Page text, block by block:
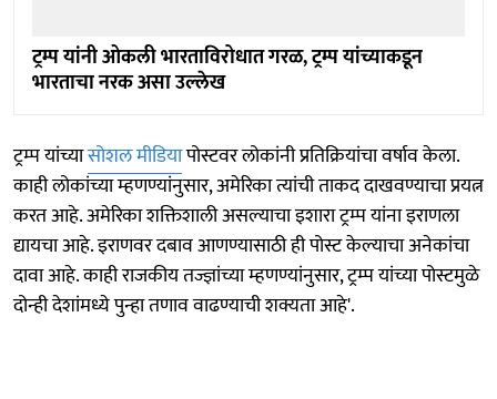
ट्रम्प यांनी ओकली भारताविरोधात गरळ, ट्रम्प यांच्याकडून
भारताचा नरक असा उल्लेख
ट्रम्प यांच्यासोशल मीडियापोस्टवर लोकांनी प्रतिक्रियांचा वर्षाव केला.
काही लोकांच्या म्हणण्यांनुसार, अमेरिका त्यांची ताकद दाखवण्याचा प्रयत्न
करत आहे. अमेरिका शक्तिशाली असल्याचा इशारा ट्रम्प यांना इराणला
द्यायचा आहे. इराणवर दबाव आणण्यासाठी ही पोस्ट केल्याचा अनेकांचा
दावा आहे. काही राजकीय तज्ज्ञांच्या म्हणण्यांनुसार, ट्रम्प यांच्या पोस्टमुळे
दोन्ही देशांमध्ये पुन्हा तणाव वाढण्याची शक्यता आहे'.